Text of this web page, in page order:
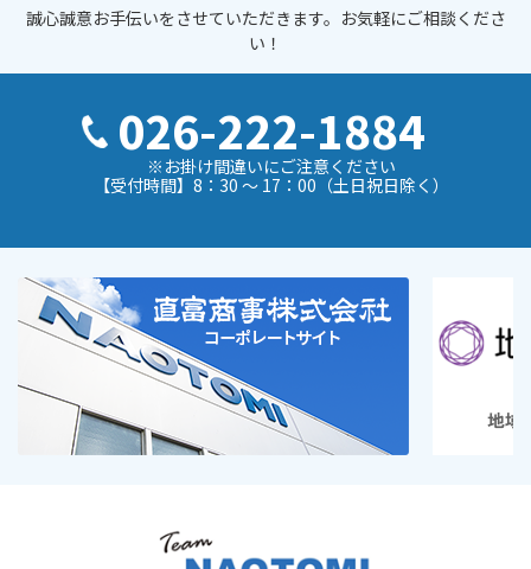
誠心誠意お手伝いをさせていただきます。お気軽にご相談くださ
い！
026-222-1884
※お掛け間違いにご注意ください
【受付時間】8：30 ～ 17：00（土日祝日除く）